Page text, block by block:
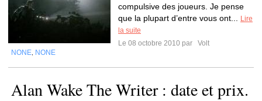
compulsive des joueurs. Je pense
que la plupart d’entre vous ont...
Lire
la suite
Le 08 octobre 2010 par
Volt
NONE NONE
Alan Wake The Writer : date et prix.